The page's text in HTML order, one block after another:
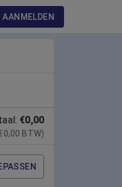
AANMELDEN
€0,00
BTW)